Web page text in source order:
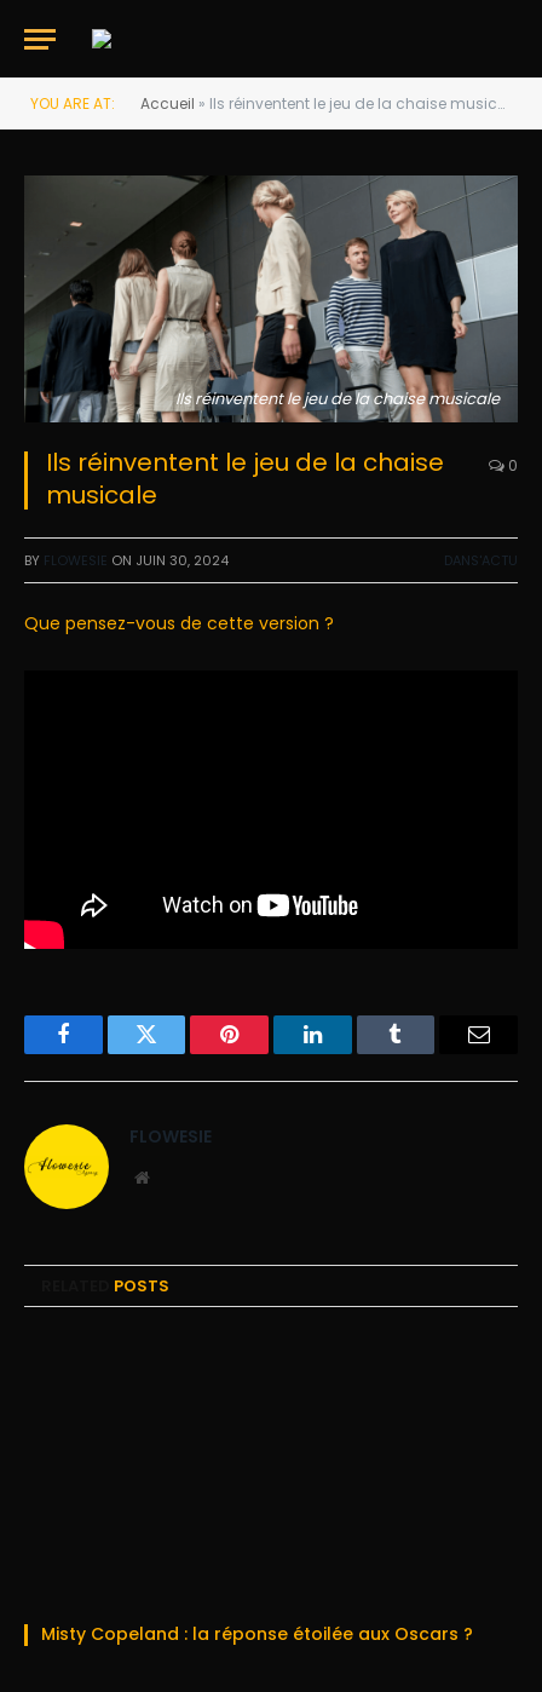
YOU ARE AT: Accueil » Ils réinventent le jeu de la chaise musicale
Ils réinventent le jeu de la chaise musicale
Ils réinventent le jeu de la chaise
musicale
0
BY FLOWESIE ON JUIN 30, 2024 DANS'ACTU
Que pensez-vous de cette version ?
FacebookTwitter Pinterest LinkedInTumblr
FLOWESIE
Website
POSTS
Misty Copeland : la réponse étoilée aux Oscars ?